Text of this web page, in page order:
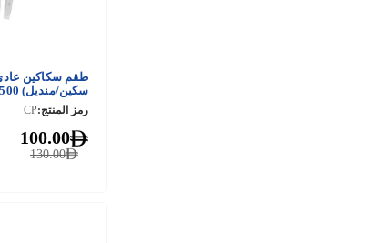
طقم سكاكين
سكين/منديل) 500 قطعة
رمز المنتج:CP
130.00
100.00